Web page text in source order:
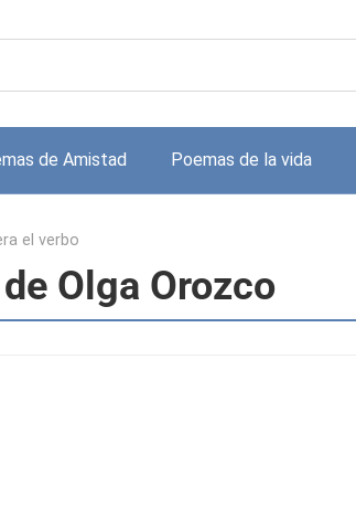
de Amistad Poemas de la vida
el verbo
Olga Orozco